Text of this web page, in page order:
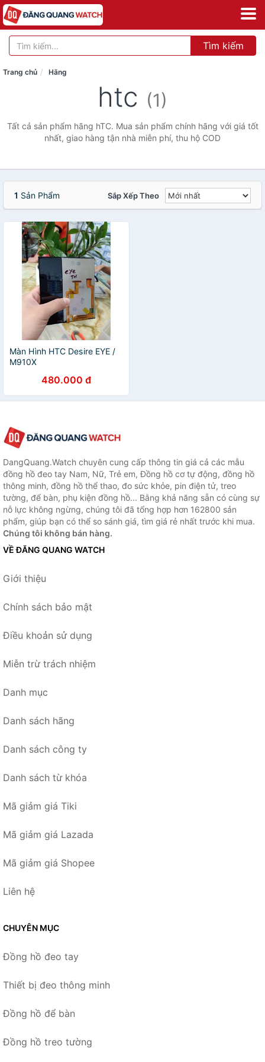
Tìm kiếm
Trang chủ Hãng
htc (1)
Tất cả sản phẩm hãng hTC. Mua sản phẩm chính hãng với giá tốt
nhất, giao hàng tận nhà miễn phí, thu hộ COD
1 Sản Phẩm Sắp Xếp Theo
Màn Hình HTC Desire EYE /
M910X
480.000 đ
DangQuang.Watch chuyên cung cấp thông tin giá cả các mẫu
đồng hồ đeo tay Nam, Nữ, Trẻ em, Đồng hồ cơ tự động, đồng hồ
thông minh, đồng hồ thể thao, đo sức khỏe, pin điện tử, treo
tường, để bàn, phụ kiện đồng hồ... Bằng khả năng sẵn có cùng sự
nỗ lực không ngừng, chúng tôi đã tổng hợp hơn 162800 sản
phẩm, giúp bạn có thể so sánh giá, tìm giá rẻ nhất trước khi mua.
Chúng tôi không bán hàng.
VỀ ĐĂNG QUANG WATCH
Giới thiệu
Chính sách bảo mật
Điều khoản sử dụng
Miễn trừ trách nhiệm
Danh mục
Danh sách hãng
Danh sách công ty
Danh sách từ khóa
Mã giảm giá Tiki
Mã giảm giá Lazada
Mã giảm giá Shopee
Liên hệ
CHUYÊN MỤC
Đồng hồ đeo tay
Thiết bị đeo thông minh
Đồng hồ để bàn
Đồng hồ treo tường